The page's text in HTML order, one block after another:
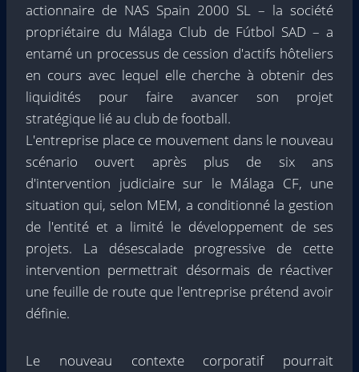
actionnaire de NAS Spain 2000 SL – la société
propriétaire du Málaga Club de Fútbol SAD – a
entamé un processus de cession d'actifs hôteliers
en cours avec lequel elle cherche à obtenir des
liquidités pour faire avancer son projet
stratégique lié au club de football.
L'entreprise place ce mouvement dans le nouveau
scénario ouvert après plus de six ans
d'intervention judiciaire sur le Málaga CF, une
situation qui, selon MEM, a conditionné la gestion
de l'entité et a limité le développement de ses
projets. La désescalade progressive de cette
intervention permettrait désormais de réactiver
une feuille de route que l'entreprise prétend avoir
définie.
Le nouveau contexte corporatif pourrait